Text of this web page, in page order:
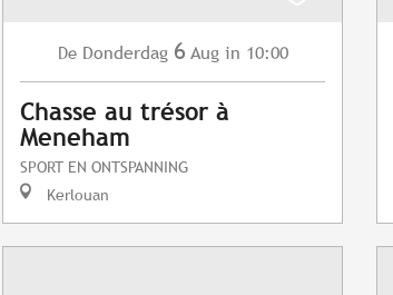
De Donderdag 6 Aug in 10:00
Chasse au trésor à
Meneham
SPORT EN ONTSPANNING
Kerlouan